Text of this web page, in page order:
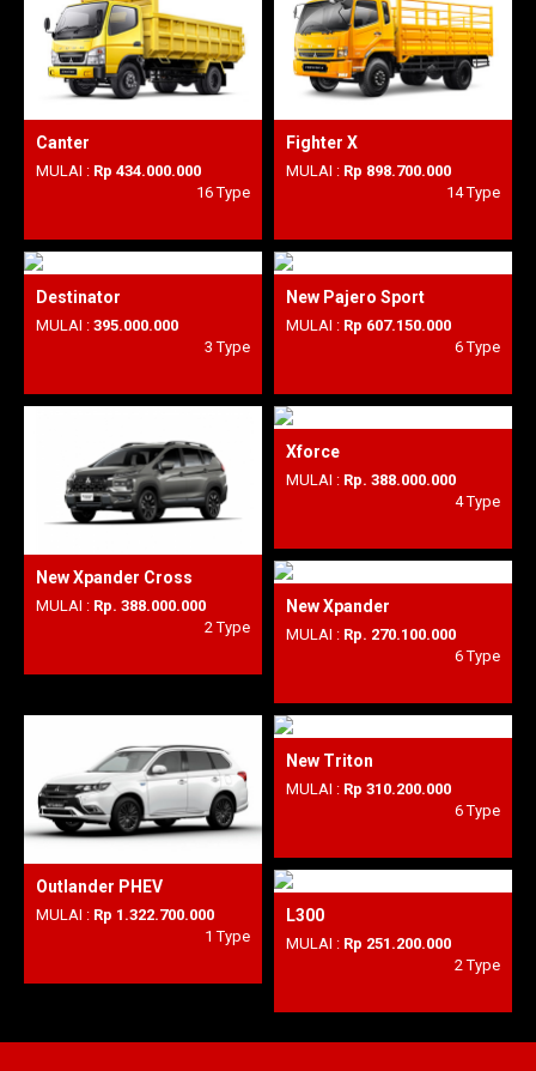
Canter
MULAI : Rp 434.000.000
16 Type
Fighter X
MULAI : Rp 898.700.000
14 Type
Destinator
MULAI : 395.000.000
3 Type
New Pajero Sport
MULAI : Rp 607.150.000
6 Type
New Xpander Cross
MULAI : Rp. 388.000.000
2 Type
Xforce
MULAI : Rp. 388.000.000
4 Type
New Xpander
MULAI : Rp. 270.100.000
6 Type
Outlander PHEV
MULAI : Rp 1.322.700.000
1 Type
New Triton
MULAI : Rp 310.200.000
6 Type
L300
MULAI : Rp 251.200.000
2 Type